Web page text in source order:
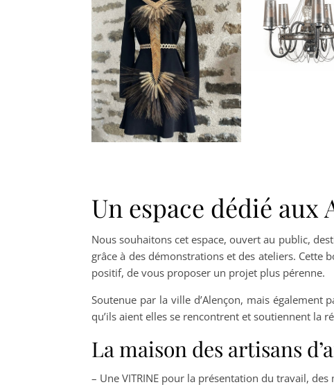
Un espace dédié aux
Nous souhaitons cet espace, ouvert au public,
grâce à des démonstrations et des ateliers.
positif, de vous proposer un projet plus pérenne.
Soutenue par la ville d’Alençon, mais également
qu’ils aient elles se rencontrent et soutiennent la
La maison des artisans
– Une VITRINE pour la présentation du travail,